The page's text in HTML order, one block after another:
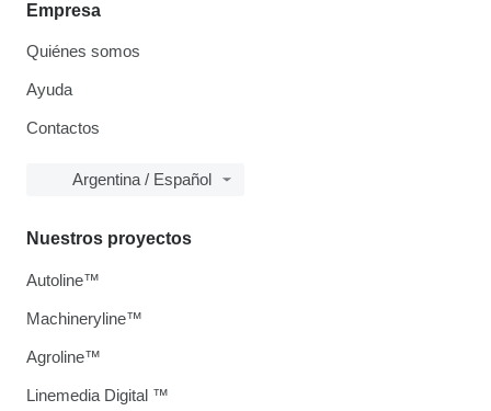
Empresa
Quiénes somos
Ayuda
Contactos
Argentina / Español
Nuestros proyectos
Autoline™
Machineryline™
Agroline™
Linemedia Digital ™